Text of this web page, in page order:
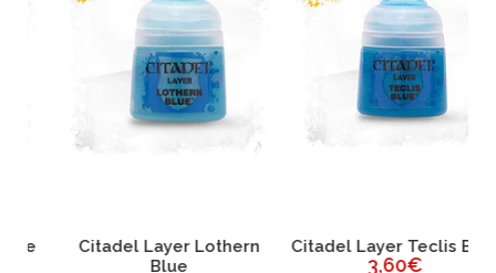
Citadel Layer Lothern
Blue
Citadel Layer Teclis Blue
3,60€